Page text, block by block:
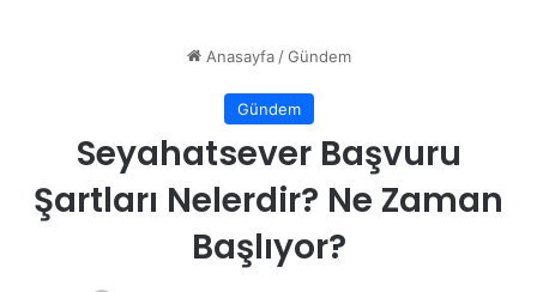
Anasayfa / Gündem
Gündem
Seyahatsever Başvuru
Şartları Nelerdir? Ne Zaman
Başlıyor?